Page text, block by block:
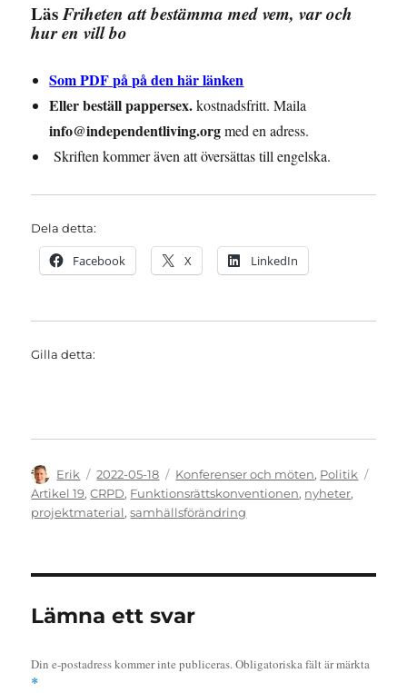
LäsFriheten att bestämma med vem, var och
hur en vill bo
Som PDF på på den här länken
Eller beställ pappersex.kostnadsfritt. Maila
info@independentliving.orgmed en adress.
Skriften kommer även att översättas till engelska.
Dela detta:
Facebook X LinkedIn
Gilla detta:
Författare
Erik
Publicerat
den
2022-05-18 Kategorier
Konferenser och möten, Politik
Artikel 19,CRPD, Funktionsrättskonventionen, nyheter,
projektmaterial,samhällsförändring
Lämna ett svar
Din e-postadress kommer inte publiceras.Obligatoriska fält är märkta
*